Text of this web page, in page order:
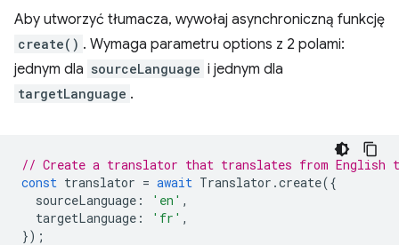
Aby utworzyć tłumacza, wywołaj asynchroniczną funkcję
create() . Wymaga parametru options z 2 polami:
jednym dla sourceLanguage i jednym dla
targetLanguage .
// Create a translator that translates from English
const translator = await Translator .create({
sourceLanguage : 'en' ,
targetLanguage : 'fr' ,
});